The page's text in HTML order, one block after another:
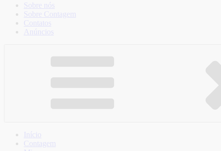
Sobre nós
Sobre Contagem
Contatos
Anúncios
Início
Contagem